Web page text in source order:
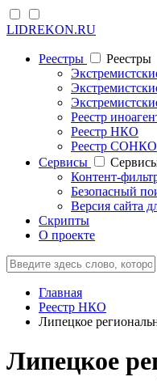
LIDREKON.RU
Реестры
Реестры
Реестр
Реестр НКО
Реестр СОНКО
Cервисы
Контент-
Безопасный
Версия сайта
Скрипты
О проекте
Главная
Реестр НКО
Липецкое
Липецкое